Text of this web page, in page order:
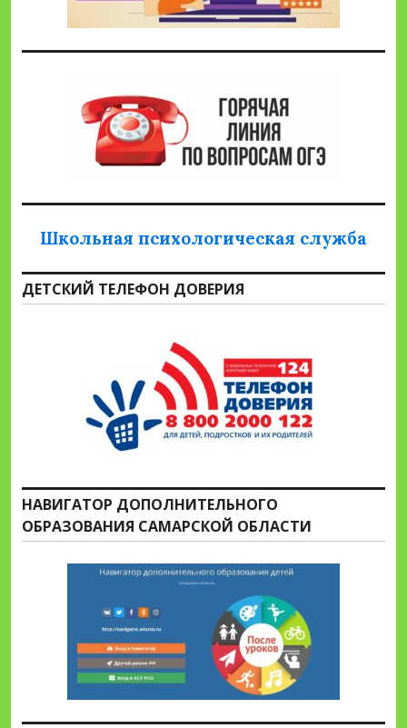
Школьная психологическая служба
ДЕТСКИЙ ТЕЛЕФОН ДОВЕРИЯ
НАВИГАТОР ДОПОЛНИТЕЛЬНОГО
ОБРАЗОВАНИЯ САМАРСКОЙ ОБЛАСТИ